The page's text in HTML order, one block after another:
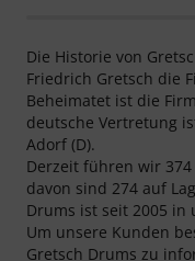
Die Historie von
Friedrich Gretsch die
Beheimatet ist die
deutsche Vertretung
Adorf (D).
Derzeit führen wir
davon sind 274 auf
Drums ist seit 2005 in
Um unsere Kunden
Gretsch Drums zu